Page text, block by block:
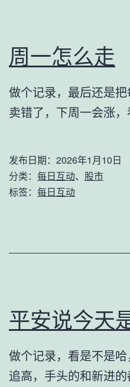
周一怎么走
做个记录，最后还是
卖错了，下周一会涨
发布日期： 2026年1月10日
分类： 每日互动、 股市
标签： 每日互动
平安说今天
做个记录，看是不是
追高，手头的和新进